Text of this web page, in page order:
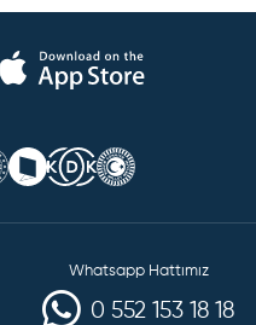
Whatsapp Hattımız
0 552 153 18 18